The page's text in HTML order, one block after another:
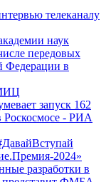
телеканалу
наук
передовых
Федерации в
запуск 162
Роскосмосе - РИА
2024»
разработки в